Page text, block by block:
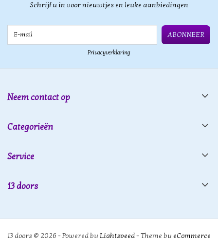
Schrijf u in voor nieuwtjes en leuke aanbiedingen
ABONNEER
Privacyverklaring
Neem contact op
Categorieën
Service
13 doors
13 doors © 2026 - Powered by Lightspeed- Theme by eCommerce